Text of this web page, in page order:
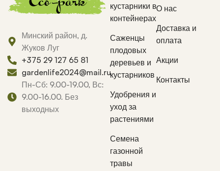
Минский район, д.
Жуков Луг
+375 29 127 65 81
gardenlife2024@mail.ru
Пн-Сб: 9.00-19.00, Вс:
9.00-16.00. Без
выходных
кустарники в
контейнерах
Саженцы
плодовых
деревьев и
кустарников
Удобрения и
уход за
растениями
Семена
газонной
травы
О нас
Доставка и
оплата
Акции
Контакты